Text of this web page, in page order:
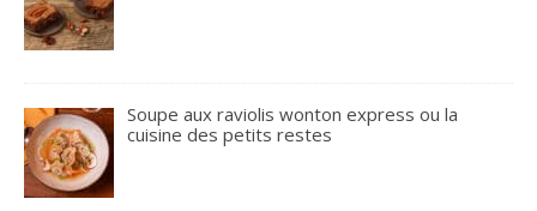
Soupe aux raviolis wonton express ou la
cuisine des petits restes